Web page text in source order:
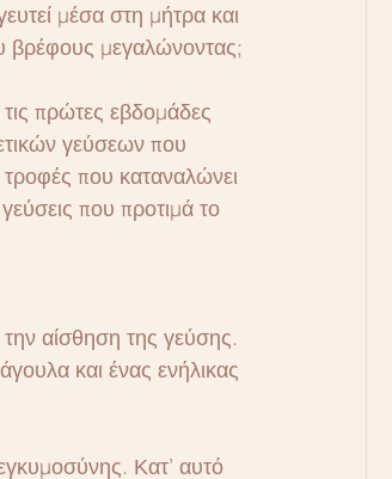
μέσα στη μήτρα και
βρέφους μεγαλώνοντας;
πρώτες εβδομάδες
γεύσεων που
τροφές που καταναλώνει
που προτιμά το
την αίσθηση της γεύσης.
και ένας ενήλικας
Κατ’ αυτό